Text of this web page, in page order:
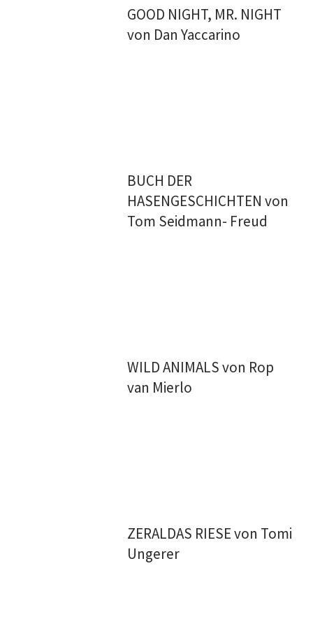
GOOD NIGHT, MR. NIGHT
von Dan Yaccarino
BUCH DER
HASENGESCHICHTEN von
Tom Seidmann- Freud
WILD ANIMALS von Rop
van Mierlo
ZERALDAS RIESE von Tomi
Ungerer